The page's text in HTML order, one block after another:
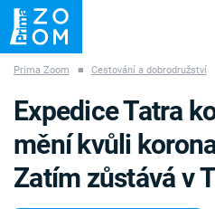
ZÁHADY VETŘELCI
Prima Zoom ■ Cestování a dobrodružství
Expedice Tatra
mění kvůli
Zatím zůstává v